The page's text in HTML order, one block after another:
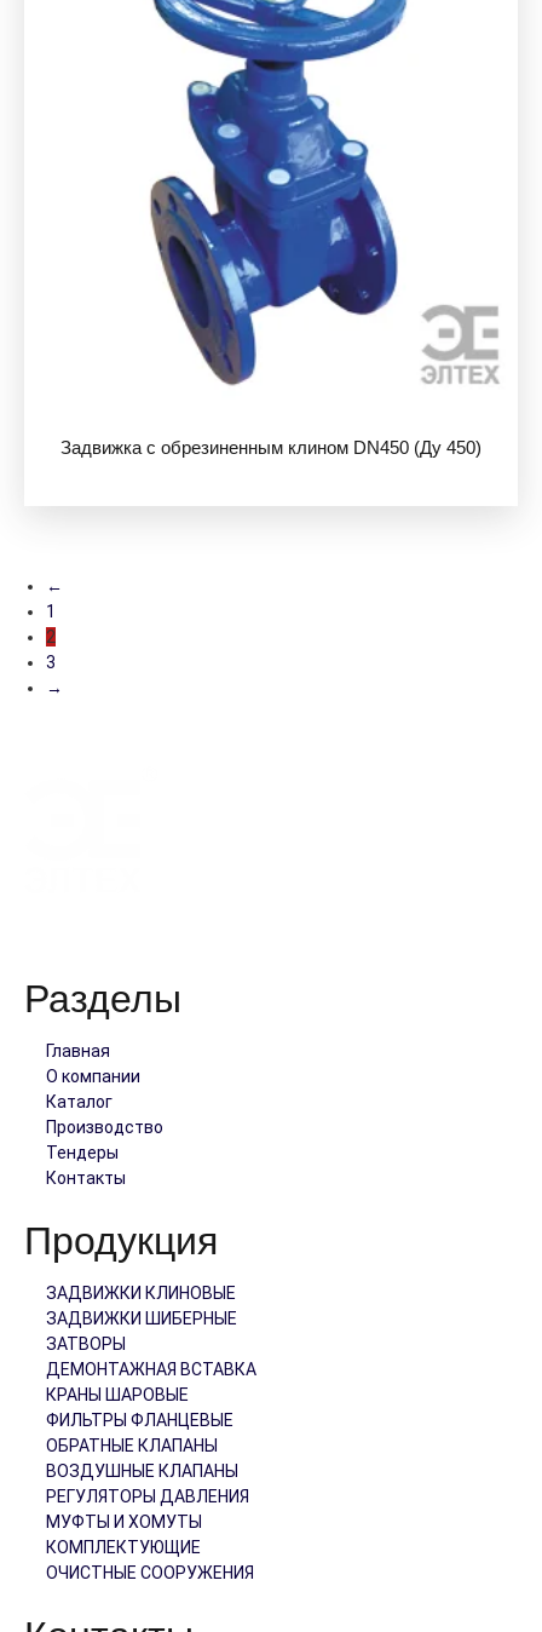
Задвижка с обрезиненным клином DN450 (Ду 450)
←
1
2
3
→
Разделы
Главная
О компании
Каталог
Производство
Тендеры
Контакты
Продукция
ЗАДВИЖКИ КЛИНОВЫЕ
ЗАДВИЖКИ ШИБЕРНЫЕ
ЗАТВОРЫ
ДЕМОНТАЖНАЯ ВСТАВКА
КРАНЫ ШАРОВЫЕ
ФИЛЬТРЫ ФЛАНЦЕВЫЕ
ОБРАТНЫЕ КЛАПАНЫ
ВОЗДУШНЫЕ КЛАПАНЫ
РЕГУЛЯТОРЫ ДАВЛЕНИЯ
МУФТЫ И ХОМУТЫ
КОМПЛЕКТУЮЩИЕ
ОЧИСТНЫЕ СООРУЖЕНИЯ